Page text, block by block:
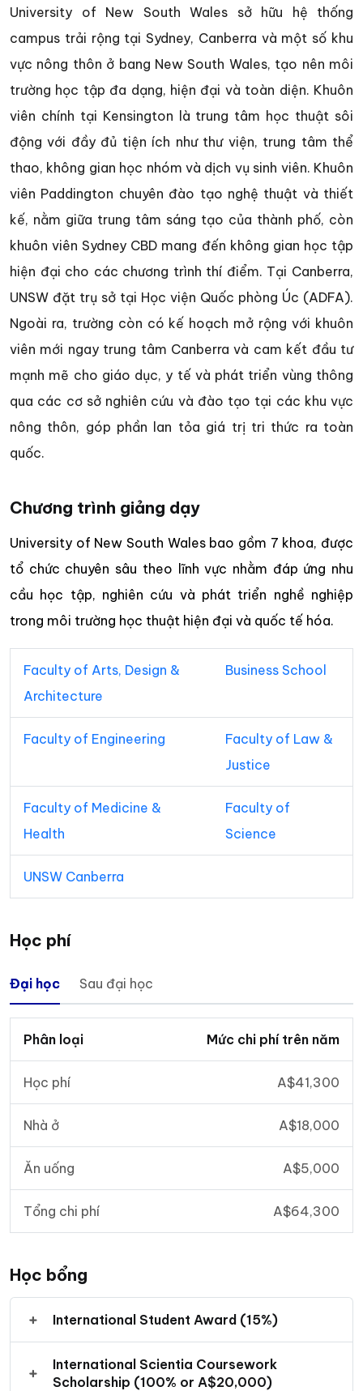
University of New South Wales sở hữu hệ thống
campus trải rộng tại Sydney, Canberra và một số khu
vực nông thôn ở bang New South Wales, tạo nên môi
trường học tập đa dạng, hiện đại và toàn diện. Khuôn
viên chính tại Kensington là trung tâm học thuật sôi
động với đầy đủ tiện ích như thư viện, trung tâm thể
thao, không gian học nhóm và dịch vụ sinh viên. Khuôn
viên Paddington chuyên đào tạo nghệ thuật và thiết
kế, nằm giữa trung tâm sáng tạo của thành phố, còn
khuôn viên Sydney CBD mang đến không gian học tập
hiện đại cho các chương trình thí điểm. Tại Canberra,
UNSW đặt trụ sở tại Học viện Quốc phòng Úc (ADFA).
Ngoài ra, trường còn có kế hoạch mở rộng với khuôn
viên mới ngay trung tâm Canberra và cam kết đầu tư
mạnh mẽ cho giáo dục, y tế và phát triển vùng thông
qua các cơ sở nghiên cứu và đào tạo tại các khu vực
nông thôn, góp phần lan tỏa giá trị tri thức ra toàn
quốc.
Chương trình giảng dạy
University of New South Wales bao gồm 7 khoa, được
tổ chức chuyên sâu theo lĩnh vực nhằm đáp ứng nhu
cầu học tập, nghiên cứu và phát triển nghề nghiệp
trong môi trường học thuật hiện đại và quốc tế hóa.
Faculty of Arts, Design &
Architecture
Business School
Faculty of Engineering
Faculty of Law &
Justice
Faculty of Medicine &
Health
Faculty of
Science
UNSW Canberra
Học phí
Đại học Sau đại học
Phân loại Mức chi phí trên năm
Học phí A$41,300
Nhà ở A$18,000
Ăn uống A$5,000
Tổng chi phí A$64,300
Học bổng
International Student Award (15%)
International Scientia Coursework
Scholarship (100% or A$20,000)